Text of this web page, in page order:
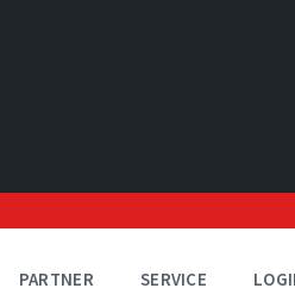
PARTNER SERVICE